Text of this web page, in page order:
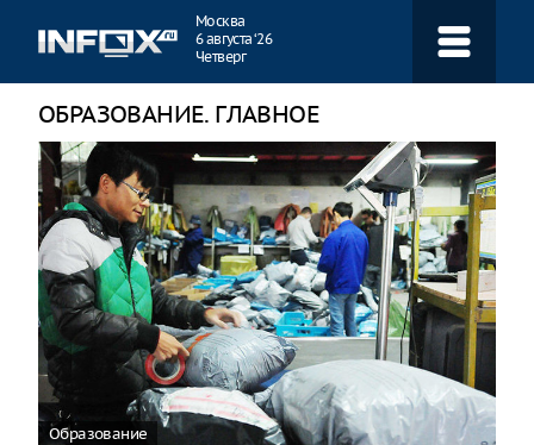
Москва
6 августа ‘26
Четверг
ОБРАЗОВАНИЕ. ГЛАВНОЕ
Образование